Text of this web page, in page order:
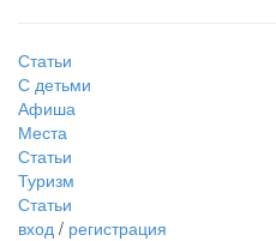
Статьи
С детьми
Афиша
Места
Статьи
Туризм
Статьи
вход / регистрация